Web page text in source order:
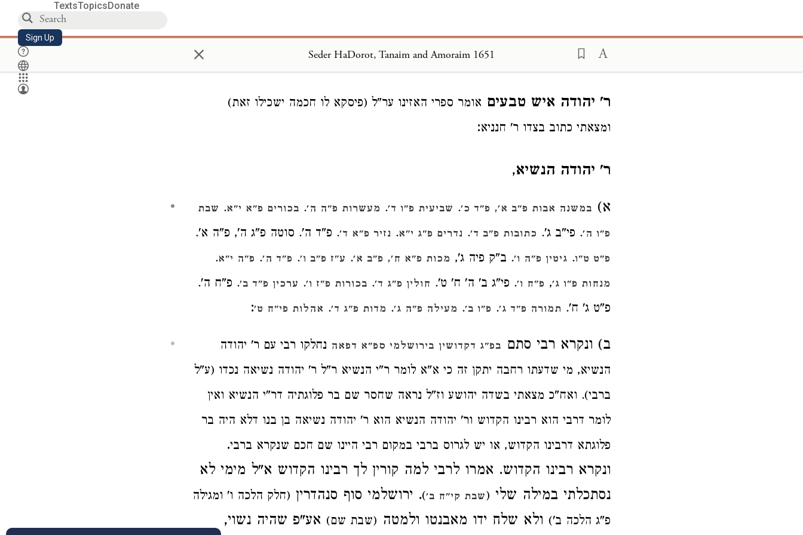
TextsTopicsDonate
Sign Up × Seder HaDorot, Tanaim and Amoraim 1651
ר' יהודה איש טבעים אומר ספרי האזינו ער"ל (פיסקא לו חכמה ישכילו זאת)
ומצאתי כתוב בצדו ר' חנניא:
ר' יהודה הנשיא,
א) במשנה אבות פ"ב א', פ"ד כ'. שביעית פ"ו ד'. מעשרות פ"ה ה'. בכורים פ"א י"א. שבת
פ"ו ה'. פי"ב ג'. כתובות פ"ב ד'. נדרים פ"ג י"א. נזיר פ"א ד'. פ"ד ה'. סוטה פ"ג ה', פ"ה א'.
פ"ט ט"ו. גיטין פ"ה ו'. ב"ק פיה ג', מכות פ"א ח', פ"ב א'. ע"ז פ"ב ו'. פ"ד ה'. פ"ה י"א.
מנחות פ"ו ג', פ"ח ו'. פי"ג ב' ה' ח' ט'. חולין פ"ג ד'. בכורות פ"ז ו'. ערכין פ"ד ב'. פ"ח ה'.
פ"ט ג' ח'. תמורה פ"ד ג'. פ"ו ב'. מעילה פ"ה ג'. מדות פ"ג ד'. אהלות פי"ח ט':
ב) ונקרא רבי סתם בפ"ג דקדושין בירושלמי ספ"א דפאה נחלקו רבי עם ר' יהודה
הנשיא, מי שדעתו רחבה יתקן זה כי א"א לומר ר"י הנשיא ר"ל ר' יהודה נשיאה נכדו (ע"ל
ברבי). ואח"כ מצאתי בשדה יהושע וז"ל נראה שחסר שם בר פלוגתיה דר"י הנשיא ואין
לומר דרבי הוא רבינו הקדוש ור' יהודה הנשיא הוא ר' יהודה נשיאה בן בנו דלא היה בר
פלוגתא דרבינו הקדוש, או יש לגרוס ברבי במקום רבי היינו שם חכם שנקרא ברבי.
ונקרא רבינו הקדוש. אמרו לרבי למה קורין לך רבינו הקדוש א"ל מימי לא
נסתכלתי במילה שלי (שבת קי"ח ב'). ירושלמי סוף סנהדרין (חלק הלכה ו' ומגילה
פ"ג הלכה ב') ולא שלח ידו מאבנטו ולמטה (שבת שם) אע"פ שהיה נשוי,